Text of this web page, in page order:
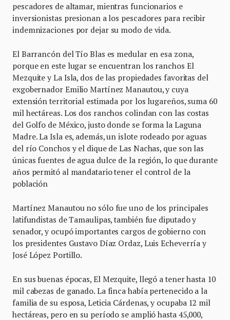
pescadores de altamar, mientras funcionarios e
inversionistas presionan a los pescadores para recibir
indemnizaciones por dejar su modo de vida.
El Barrancón del Tío Blas es medular en esa zona,
porque en este lugar se encuentran los ranchos El
Mezquite y La Isla, dos de las propiedades favoritas del
exgobernador Emilio Martínez Manautou, y cuya
extensión territorial estimada por los lugareños, suma 60
mil hectáreas. Los dos ranchos colindan con las costas
del Golfo de México, justo donde se forma la Laguna
Madre. La Isla es, además, un islote rodeado por aguas
del río Conchos y el dique de Las Nachas, que son las
únicas fuentes de agua dulce de la región, lo que durante
años permitó al mandatario tener el control de la
población
Martínez Manautou no sólo fue uno de los principales
latifundistas de Tamaulipas, también fue diputado y
senador, y ocupó importantes cargos de gobierno con
los presidentes Gustavo Díaz Ordaz, Luis Echeverría y
José López Portillo.
En sus buenas épocas, El Mezquite, llegó a tener hasta 10
mil cabezas de ganado. La finca había pertenecido a la
familia de su esposa, Leticia Cárdenas, y ocupaba 12 mil
hectáreas, pero en su período se amplió hasta 45,000,